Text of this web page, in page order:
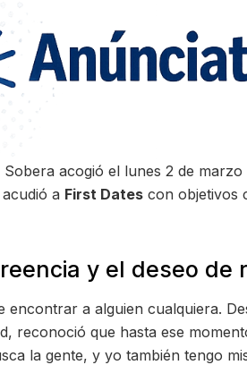
acogió el lunes 2 de
a First Dates con objetivos
y el deseo de
encontrar a alguien cualquiera.
reconoció que hasta ese
la gente, y yo también tengo